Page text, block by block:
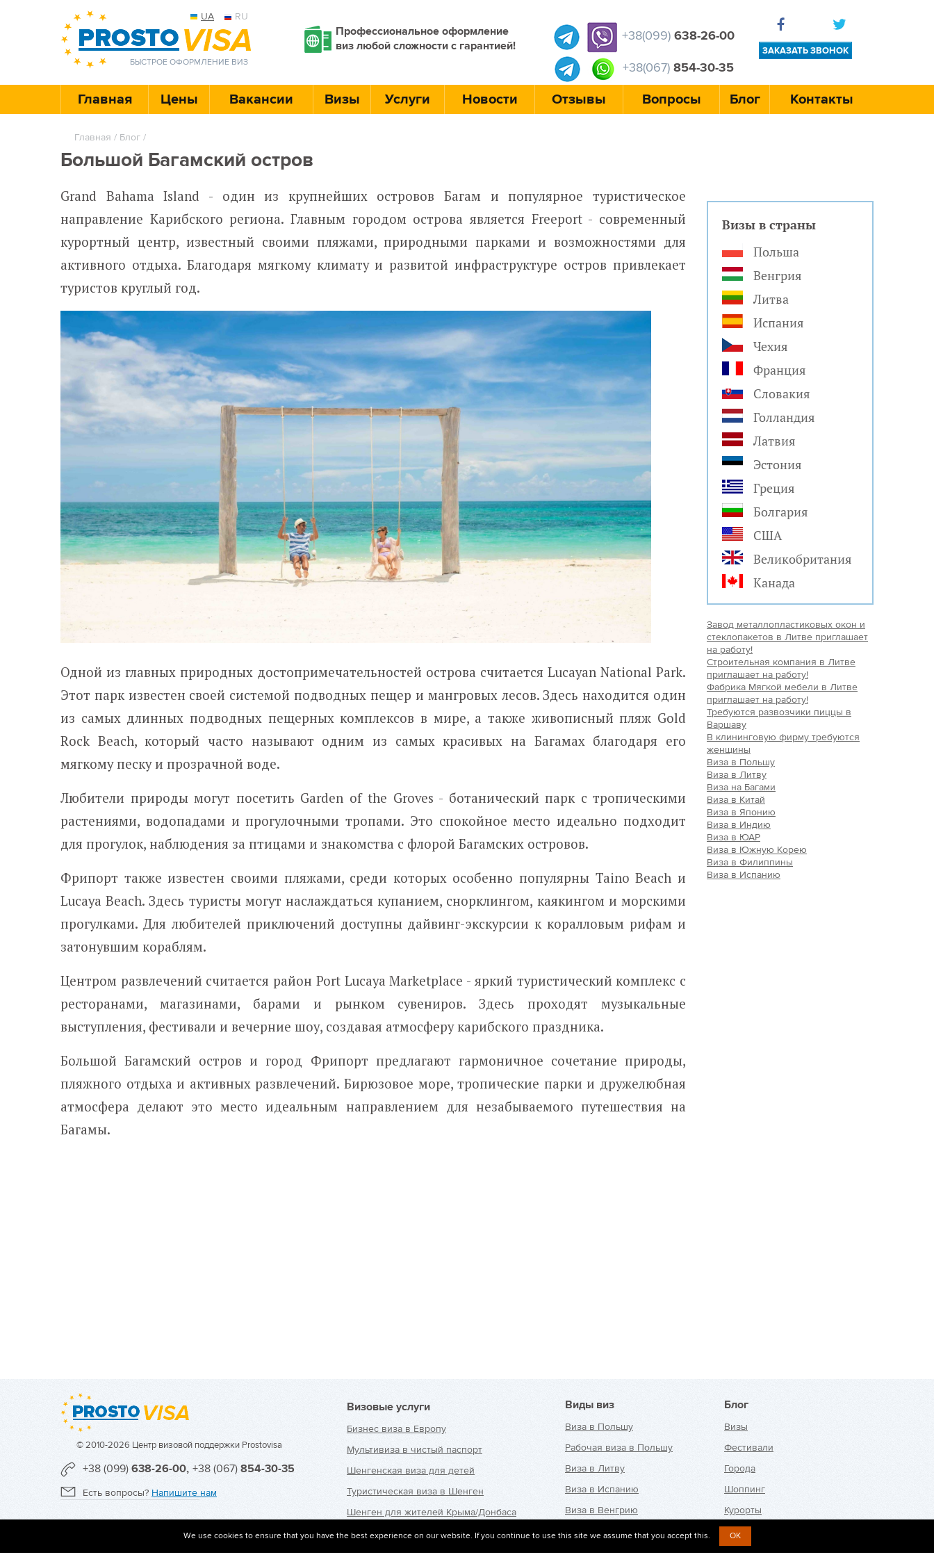
UA RU
БЫСТРОЕ ОФОРМЛЕНИЕ ВИЗ
Профессиональное оформление
виз любой сложности с гарантией!
+38(099) 638-26-00
+38(067) 854-30-35
ЗАКАЗАТЬ ЗВОНОК
Главная Цены Вакансии Визы Услуги Новости Отзывы Вопросы Блог Контакты
Главная / Блог /
Большой Багамский остров
Grand Bahama Island - один из крупнейших островов Багам и популярное туристическое
направление Карибского региона. Главным городом острова является Freeport - современный
курортный центр, известный своими пляжами, природными парками и возможностями для
активного отдыха. Благодаря мягкому климату и развитой инфраструктуре остров привлекает
туристов круглый год.
Одной из главных природных достопримечательностей острова считается Lucayan National Park.
Этот парк известен своей системой подводных пещер и мангровых лесов. Здесь находится один
из самых длинных подводных пещерных комплексов в мире, а также живописный пляж Gold
Rock Beach, который часто называют одним из самых красивых на Багамах благодаря его
мягкому песку и прозрачной воде.
Любители природы могут посетить Garden of the Groves - ботанический парк с тропическими
растениями, водопадами и прогулочными тропами. Это спокойное место идеально подходит
для прогулок, наблюдения за птицами и знакомства с флорой Багамских островов.
Фрипорт также известен своими пляжами, среди которых особенно популярны Taino Beach и
Lucaya Beach. Здесь туристы могут наслаждаться купанием, снорклингом, каякингом и морскими
прогулками. Для любителей приключений доступны дайвинг-экскурсии к коралловым рифам и
затонувшим кораблям.
Центром развлечений считается район Port Lucaya Marketplace - яркий туристический комплекс с
ресторанами, магазинами, барами и рынком сувениров. Здесь проходят музыкальные
выступления, фестивали и вечерние шоу, создавая атмосферу карибского праздника.
Большой Багамский остров и город Фрипорт предлагают гармоничное сочетание природы,
пляжного отдыха и активных развлечений. Бирюзовое море, тропические парки и дружелюбная
атмосфера делают это место идеальным направлением для незабываемого путешествия на
Багамы.
Визы в страны
Польша
Венгрия
Литва
Испания
Чехия
Франция
Словакия
Голландия
Латвия
Эстония
Греция
Болгария
США
Великобритания
Канада
Завод металлопластиковых окон и
стеклопакетов в Литве приглашает
на работу!
Строительная компания в Литве
приглашает на работу!
Фабрика Мягкой мебели в Литве
приглашает на работу!
Требуются развозчики пиццы в
Варшаву
В клининговую фирму требуются
женщины
Виза в Польшу
Виза в Литву
Виза на Багами
Виза в Китай
Виза в Японию
Виза в Индию
Виза в ЮАР
Виза в Южную Корею
Виза в Филиппины
Виза в Испанию
© 2010-2026 Центр визовой поддержки Prostovisa
+38 (099) 638-26-00, +38 (067) 854-30-35
Есть вопросы? Напишите нам
Визовые услуги
Бизнес виза в Европу
Мультивиза в чистый паспорт
Шенгенская виза для детей
Туристическая виза в Шенген
Шенген для жителей Крыма/Донбаса
Страховка для шенгенской
Виды виз
Виза в Польшу
Рабочая виза в Польшу
Виза в Литву
Виза в Испанию
Виза в Венгрию
Виза в Чехию
Виза в Латвию
Блог
Визы
Фестивали
Города
Шоппинг
Курорты
Новости
We use cookies to ensure that you have the best experience on our website. If you continue to use this site we assume that you accept this. OK